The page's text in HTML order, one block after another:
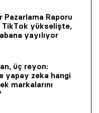
Pazarlama Raporu
TikTok yükselişte,
yayılıyor
üç reyon:
yapay zeka hangi
markalarını